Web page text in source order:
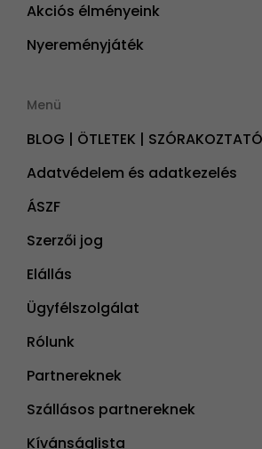
Akciós élményeink
Nyereményjáték
Menü
BLOG | ÖTLETEK |
Adatvédelem és adatkezelés
ÁSZF
Szerzői jog
Elállás
Ügyfélszolgálat
Rólunk
Partnereknek
Szállásos partnereknek
Kívánságlista